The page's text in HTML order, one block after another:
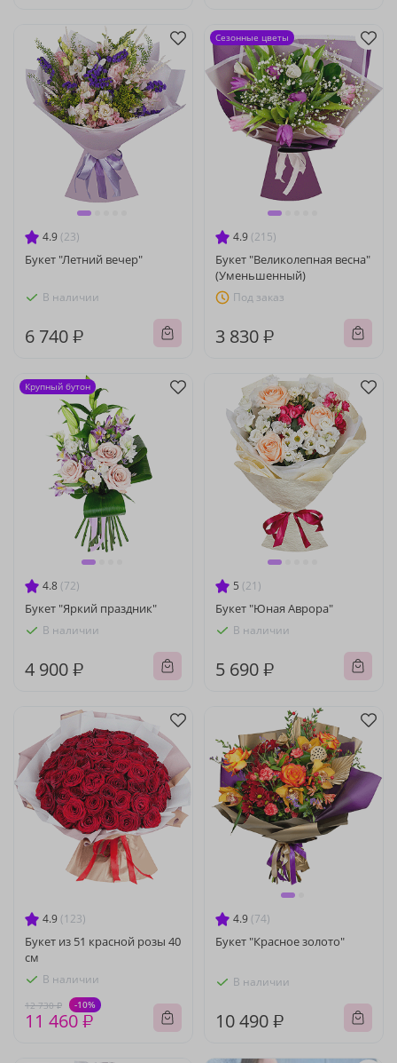
4.9 (23)
Букет "Летний вечер"
В наличии
6 740 ₽
4.9 (215)
Букет "Великолепная весна"
(Уменьшенный)
Под заказ
3 830 ₽
Сезонные цветы
4.8 (72)
Букет "Яркий праздник"
В наличии
4 900 ₽
Крупный бутон
5 (21)
Букет "Юная Аврора"
В наличии
5 690 ₽
4.9 (123)
Букет из 51 красной розы 40
см
В наличии
12 730 ₽ -10%
11 460 ₽
4.9 (74)
Букет "Красное золото"
В наличии
10 490 ₽